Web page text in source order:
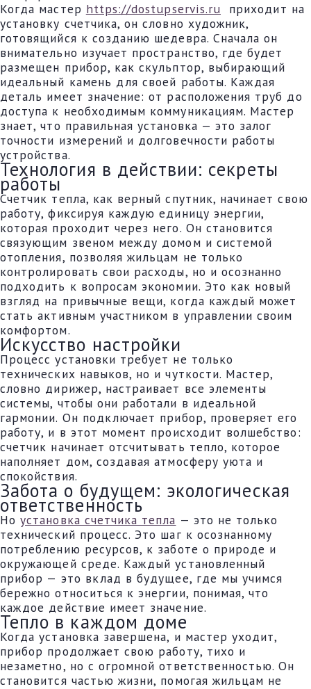
Когда мастер https://dostupservis.ru
приходит на
установку счетчика, он словно художник,
готовящийся к созданию шедевра. Сначала он
внимательно изучает пространство, где будет
размещен прибор, как скульптор, выбирающий
идеальный камень для своей работы. Каждая
деталь имеет значение: от расположения труб до
доступа к необходимым коммуникациям. Мастер
знает, что правильная установка — это залог
точности измерений и долговечности работы
устройства.
Технология в действии: секреты
работы
Счетчик тепла, как верный спутник, начинает свою
работу, фиксируя каждую единицу энергии,
которая проходит через него. Он становится
связующим звеном между домом и системой
отопления, позволяя жильцам не только
контролировать свои расходы, но и осознанно
подходить к вопросам экономии. Это как новый
взгляд на привычные вещи, когда каждый может
стать активным участником в управлении своим
комфортом.
Искусство настройки
Процесс установки требует не только
технических навыков, но и чуткости. Мастер,
словно дирижер, настраивает все элементы
системы, чтобы они работали в идеальной
гармонии. Он подключает прибор, проверяет его
работу, и в этот момент происходит волшебство:
счетчик начинает отсчитывать тепло, которое
наполняет дом, создавая атмосферу уюта и
спокойствия.
Забота о будущем: экологическая
ответственность
Ноустановка счетчика тепла — это не только
технический процесс. Это шаг к осознанному
потреблению ресурсов, к заботе о природе и
окружающей среде. Каждый установленный
прибор — это вклад в будущее, где мы учимся
бережно относиться к энергии, понимая, что
каждое действие имеет значение.
Тепло в каждом доме
Когда установка завершена, и мастер уходит,
прибор продолжает свою работу, тихо и
незаметно, но с огромной ответственностью. Он
становится частью жизни, помогая жильцам не